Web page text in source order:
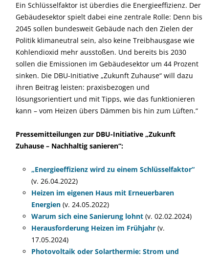
Ein Schlüsselfaktor ist überdies die Energieeffizienz. Der
Gebäudesektor spielt dabei eine zentrale Rolle: Denn bis
2045 sollen bundesweit Gebäude nach den Zielen der
Politik klimaneutral sein, also keine Treibhausgase wie
Kohlendioxid mehr ausstoßen. Und bereits bis 2030
sollen die Emissionen im Gebäudesektor um 44 Prozent
sinken. Die DBU-Initiative „Zukunft Zuhause“ will dazu
ihren Beitrag leisten: praxisbezogen und
lösungsorientiert und mit Tipps, wie das funktionieren
kann – vom Heizen übers Dämmen bis hin zum Lüften.“
Pressemitteilungen zur DBU-Initiative „Zukunft
Zuhause – Nachhaltig sanieren“:
„Energieeffizienz wird zu einem Schlüsselfaktor“
(v. 26.04.2022)
Heizen im eigenen Haus mit Erneuerbaren
Energien (v. 24.05.2022)
Warum sich eine Sanierung lohnt (v. 02.02.2024)
Herausforderung Heizen im Frühjahr (v.
17.05.2024)
Photovoltaik oder Solarthermie: Strom und